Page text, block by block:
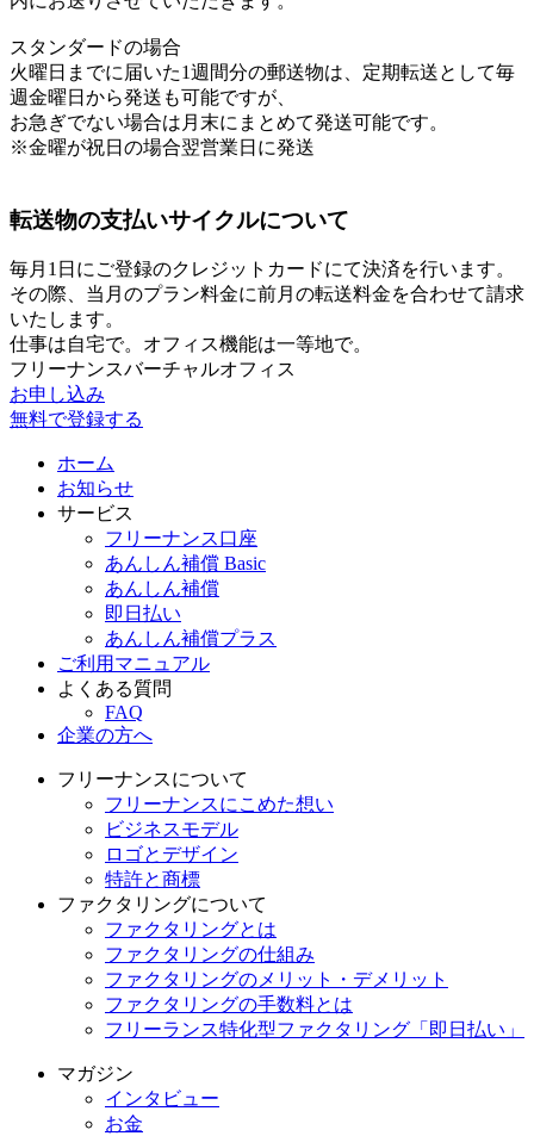
スタンダードの場合
火曜日までに届いた1週間分の郵送物は、定期転送として毎
週金曜日から発送も可能ですが、
お急ぎでない場合は月末にまとめて発送可能です。
※金曜が祝日の場合翌営業日に発送
転送物の支払いサイクルについて
毎月1日にご登録のクレジットカードにて決済を行います。
その際、当月のプラン料金に前月の転送料金を合わせて請求
いたします。
仕事は自宅で。オフィス機能は一等地で。
フリーナンスバーチャルオフィス
お申し込み
無料で登録する
ホーム
お知らせ
サービス
フリーナンス口座
あんしん補償 Basic
あんしん補償
即日払い
あんしん補償プラス
ご利用マニュアル
よくある質問
FAQ
企業の方へ
フリーナンスについて
フリーナンスにこめた想い
ビジネスモデル
ロゴとデザイン
特許と商標
ファクタリングについて
ファクタリングとは
ファクタリングの仕組み
ファクタリングのメリット・デメリット
ファクタリングの手数料とは
フリーランス特化型ファクタリング「即日払い」
マガジン
インタビュー
お金